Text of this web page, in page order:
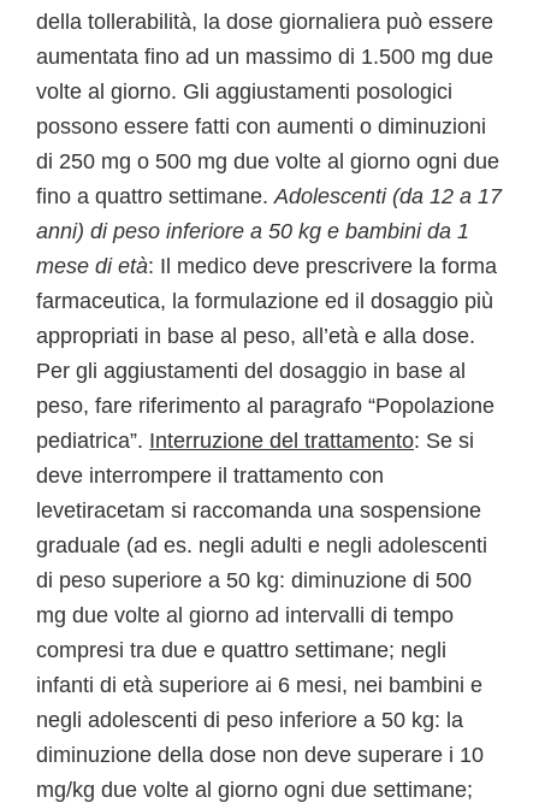
della tollerabilità, la dose giornaliera può essere
aumentata fino ad un massimo di 1.500 mg due
volte al giorno. Gli aggiustamenti posologici
possono essere fatti con aumenti o diminuzioni
di 250 mg o 500 mg due volte al giorno ogni due
fino a quattro settimane.Adolescenti (da 12 a 17
anni) di peso inferiore a 50 kg e bambini da 1
mese di età: Il medico deve prescrivere la forma
farmaceutica, la formulazione ed il dosaggio più
appropriati in base al peso, all’età e alla dose.
Per gli aggiustamenti del dosaggio in base al
peso, fare riferimento al paragrafo “Popolazione
pediatrica”. Interruzione del trattamento: Se si
deve interrompere il trattamento con
levetiracetam si raccomanda una sospensione
graduale (ad es. negli adulti e negli adolescenti
di peso superiore a 50 kg: diminuzione di 500
mg due volte al giorno ad intervalli di tempo
compresi tra due e quattro settimane; negli
infanti di età superiore ai 6 mesi, nei bambini e
negli adolescenti di peso inferiore a 50 kg: la
diminuzione della dose non deve superare i 10
mg/kg due volte al giorno ogni due settimane;